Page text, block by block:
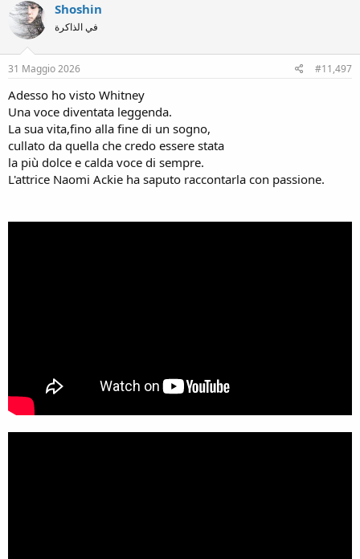
Shoshin
في الذاكرة
31 Maggio 2026 #11,497
Adesso ho visto Whitney
Una voce diventata leggenda.
La sua vita,fino alla fine di un sogno,
cullato da quella che credo essere stata
la più dolce e calda voce di sempre.
L'attrice Naomi Ackie ha saputo raccontarla con passione.